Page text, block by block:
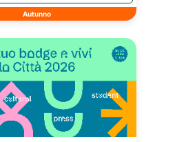
Autunno